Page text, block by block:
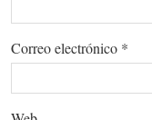
Correo electrónico *